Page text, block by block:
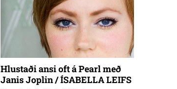
Hlustaði ansi oft á Pearl með
Janis Joplin / ÍSABELLA LEIFS